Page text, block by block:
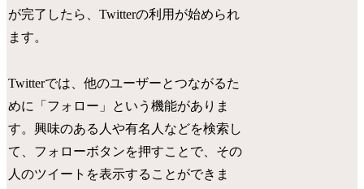
が完了したら、Twitterの利用が始められ
ます。
Twitterでは、他のユーザーとつながるた
めに「フォロー」という機能がありま
す。興味のある人や有名人などを検索し
て、フォローボタンを押すことで、その
人のツイートを表示することができま